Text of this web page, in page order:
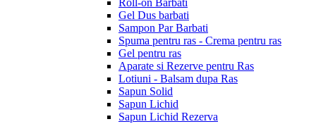
Roll-on Barbati
Gel Dus barbati
Sampon Par Barbati
Spuma pentru ras - Crema pentru ras
Gel pentru ras
Aparate si Rezerve pentru Ras
Lotiuni - Balsam dupa Ras
Sapun Solid
Sapun Lichid
Sapun Lichid Rezerva